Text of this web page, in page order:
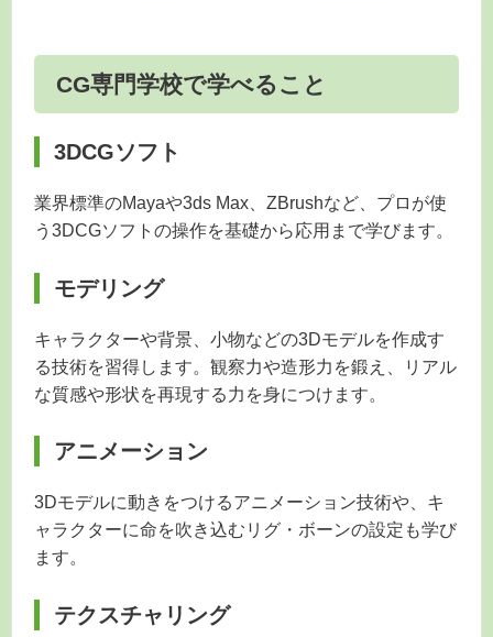
CG専門学校で学べること
3DCGソフト
業界標準のMayaや3ds Max、ZBrushなど、プロが使
う3DCGソフトの操作を基礎から応用まで学びます。
モデリング
キャラクターや背景、小物などの3Dモデルを作成す
る技術を習得します。観察力や造形力を鍛え、リアル
な質感や形状を再現する力を身につけます。
アニメーション
3Dモデルに動きをつけるアニメーション技術や、キ
ャラクターに命を吹き込むリグ・ボーンの設定も学び
ます。
テクスチャリング